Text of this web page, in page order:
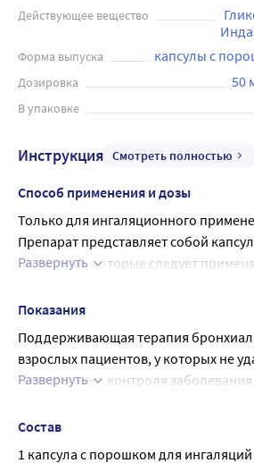
Действующее вещество
Форма выпуска капсулы с
Дозировка 50
В упаковке
Инструкция Смотреть полностью
Способ применения и дозы
Только для ингаляционного
Препарат представляет собой
ингаляций, которые следует
устройства для ингаляций
в упаковку. Следует использовать
ингаляций при каждой новой
принимать внутрь. Капсулы с
следует хранить в блистере и
следует прополоскать рот водой, не
Ингаляцию препарата проводят
Развернуть
Показания
Поддерживающая терапия
взрослых пациентов, у которых не
надлежащего контроля
действия и средней или высокой
глюкокортикостероида, в том числе
Развернуть
Состав
1 капсула с порошком для